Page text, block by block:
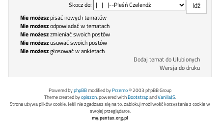
Skocz do:
Nie możeszpisać nowych tematów
Nie możeszodpowiadać w tematach
Nie możeszzmieniać swoich postów
Nie możeszusuwać swoich postów
Nie możeszgłosować w ankietach
Dodaj temat do Ulubionych
Wersja do druku
Powered byphpBBmodified byPrzemo© 2003 phpBB Group
Theme created byopiszon, powered withBootstrapandVanillaJS.
Strona używa plików cookie. Jeśli nie zgadzasz się na to, zablokuj możliwość korzystania z cookie w
swojej przeglądarce.
my.pentax.org.pl